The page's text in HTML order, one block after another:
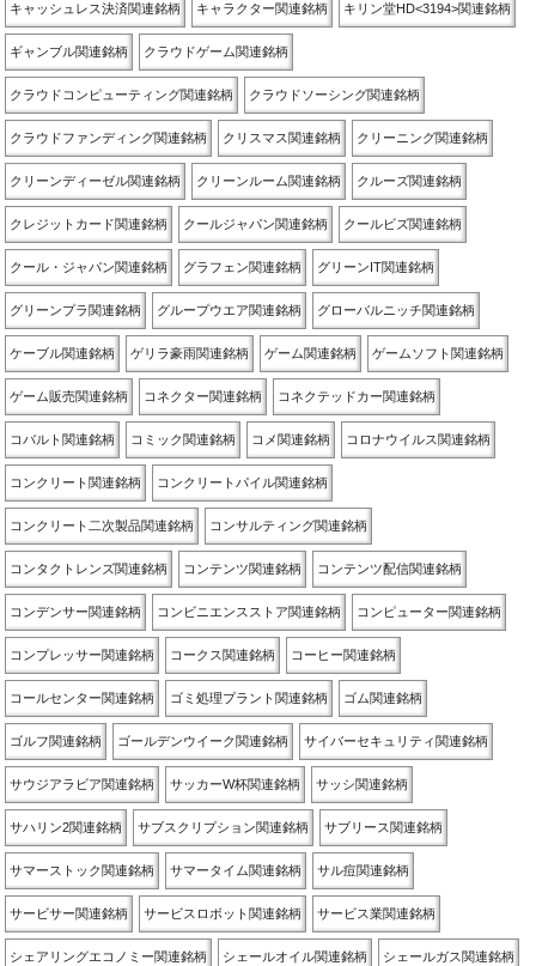
キャッシュレス決済関連銘柄 キャラクター関連銘柄 キリン堂HD<3194>関連銘柄
ギャンブル関連銘柄 クラウドゲーム関連銘柄
クラウドコンピューティング関連銘柄 クラウドソーシング関連銘柄
クラウドファンディング関連銘柄 クリスマス関連銘柄 クリーニング関連銘柄
クリーンディーゼル関連銘柄 クリーンルーム関連銘柄 クルーズ関連銘柄
クレジットカード関連銘柄 クールジャパン関連銘柄 クールビズ関連銘柄
クール・ジャパン関連銘柄 グラフェン関連銘柄 グリーンIT関連銘柄
グリーンプラ関連銘柄 グループウエア関連銘柄 グローバルニッチ関連銘柄
ケーブル関連銘柄 ゲリラ豪雨関連銘柄 ゲーム関連銘柄 ゲームソフト関連銘柄
ゲーム販売関連銘柄 コネクター関連銘柄 コネクテッドカー関連銘柄
コバルト関連銘柄 コミック関連銘柄 コメ関連銘柄 コロナウイルス関連銘柄
コンクリート関連銘柄 コンクリートパイル関連銘柄
コンクリート二次製品関連銘柄 コンサルティング関連銘柄
コンタクトレンズ関連銘柄 コンテンツ関連銘柄 コンテンツ配信関連銘柄
コンデンサー関連銘柄 コンビニエンスストア関連銘柄 コンピューター関連銘柄
コンプレッサー関連銘柄 コークス関連銘柄 コーヒー関連銘柄
コールセンター関連銘柄 ゴミ処理プラント関連銘柄 ゴム関連銘柄
ゴルフ関連銘柄 ゴールデンウイーク関連銘柄 サイバーセキュリティ関連銘柄
サウジアラビア関連銘柄 サッカーW杯関連銘柄 サッシ関連銘柄
サハリン2関連銘柄 サブスクリプション関連銘柄 サブリース関連銘柄
サマーストック関連銘柄 サマータイム関連銘柄 サル痘関連銘柄
サービサー関連銘柄 サービスロボット関連銘柄 サービス業関連銘柄
シェアリングエコノミー関連銘柄 シェールオイル関連銘柄 シェールガス関連銘柄